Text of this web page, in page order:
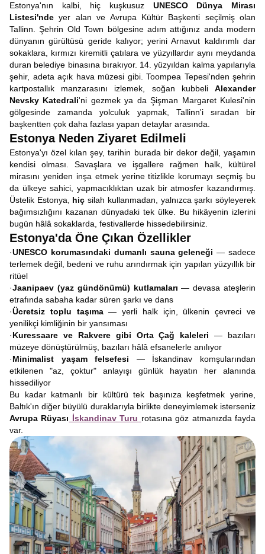
Estonya'nın kalbi, hiç kuşkusuz UNESCO Dünya Mirası
Listesi'nde yer alan ve Avrupa Kültür Başkenti seçilmiş olan
Tallinn. Şehrin Old Town bölgesine adım attığınız anda modern
dünyanın gürültüsü geride kalıyor; yerini Arnavut kaldırımlı dar
sokaklara, kırmızı kiremitli çatılara ve yüzyıllardır aynı meydanda
duran belediye binasına bırakıyor. 14. yüzyıldan kalma yapılarıyla
şehir, adeta açık hava müzesi gibi. Toompea Tepesi'nden şehrin
kartpostallık manzarasını izlemek, soğan kubbeli Alexander
Nevsky Katedrali'ni gezmek ya da Şişman Margaret Kulesi'nin
gölgesinde zamanda yolculuk yapmak, Tallinn'i sıradan bir
başkentten çok daha fazlası yapan detaylar arasında.
Estonya Neden Ziyaret Edilmeli
Estonya'yı özel kılan şey, tarihin burada bir dekor değil, yaşamın
kendisi olması. Savaşlara ve işgallere rağmen halk, kültürel
mirasını yeniden inşa etmek yerine titizlikle korumayı seçmiş bu
da ülkeye sahici, yapmacıklıktan uzak bir atmosfer kazandırmış.
Üstelik Estonya, hiçsilah kullanmadan, yalnızca şarkı söyleyerek
bağımsızlığını kazanan dünyadaki tek ülke. Bu hikâyenin izlerini
bugün hâlâ sokaklarda, festivallerde hissedebilirsiniz.
Estonya'da Öne Çıkan Özellikler
·UNESCO korumasındaki dumanlı sauna geleneği — sadece
terlemek değil, bedeni ve ruhu arındırmak için yapılan yüzyıllık bir
ritüel
·Jaanipaev (yaz gündönümü) kutlamaları — devasa ateşlerin
etrafında sabaha kadar süren şarkı ve dans
·Ücretsiz toplu taşıma— yerli halk için, ülkenin çevreci ve
yenilikçi kimliğinin bir yansıması
·Kuressaare ve Rakvere gibi Orta Çağ kaleleri — bazıları
müzeye dönüştürülmüş, bazıları hâlâ efsanelerle anılıyor
·Minimalist yaşam felsefesi — İskandinav komşularından
etkilenen "az, çoktur" anlayışı günlük hayatın her alanında
hissediliyor
Bu kadar katmanlı bir kültürü tek başınıza keşfetmek yerine,
Baltık'ın diğer büyülü duraklarıyla birlikte deneyimlemek isterseniz
Avrupa Rüyası İskandinav Turu rotasına göz atmanızda fayda
var.